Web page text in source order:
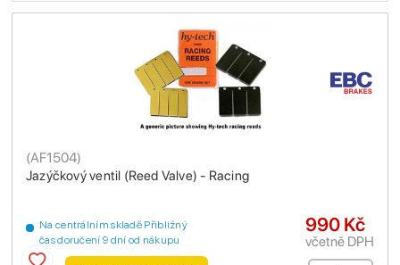
Jazýčkový ventil (Reed Valve) - Racing
(AF1504)
Na centrálním skladě Přibližný
čas doručení 9 dní od nákupu
990 Kč
včetně DPH